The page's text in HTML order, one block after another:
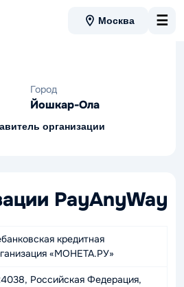
Москва ☰
Город
Йошкар-Ола
организации
PayAnyWay
кредитная
«МОНЕТА.РУ»
Российская Федерация,